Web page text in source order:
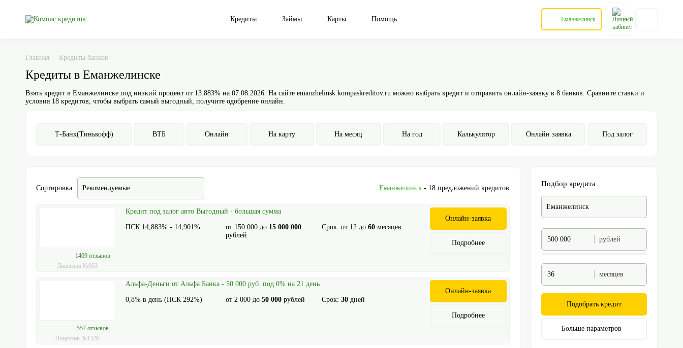
Кредиты Займы Карты Помощь Еманжелинск
Главная Кредиты банков
Кредиты в Еманжелинске
Взять кредит в Еманжелинске под низкий процент от 13.883% на 07.08.2026. На сайте emanzhelinsk.kompaskreditov.ru можно выбрать кредит и отправить онлайн-заявку в 8 банков. Сравните ставки и
условия 18 кредитов, чтобы выбрать самый выгодный, получите одобрение онлайн.
Т-Банк(Тинькофф) ВТБ Онлайн На карту На месяц На год Калькулятор Онлайн заявка Под залог
Сортировка Рекомендуемыe Еманжелинск - 18 предложений кредитов
1469 отзывов
Лицензия №963
Кредит под залог авто Выгодный - большая сумма
ПСК 14,883% - 14,901% от 150 000до 15 000 000
рублей
Срок: от 12до 60месяцев
Онлайн-заявка
Подробнее
557 отзывов
Лицензия №1326
Альфа-Деньги от Альфа Банка - 50 000 руб. под 0% на 21 день
0,8% в день (ПСК 292%) от 2 000до 50 000рублей Срок: 30дней
Онлайн-заявка
Подробнее
Подбор кредита
Еманжелинск
рублей
месяцев
Подобрать кредит
Больше параметров